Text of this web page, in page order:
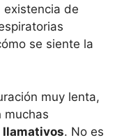
existencia de
se siente la
muy lenta,
muchas
llamativos. No es